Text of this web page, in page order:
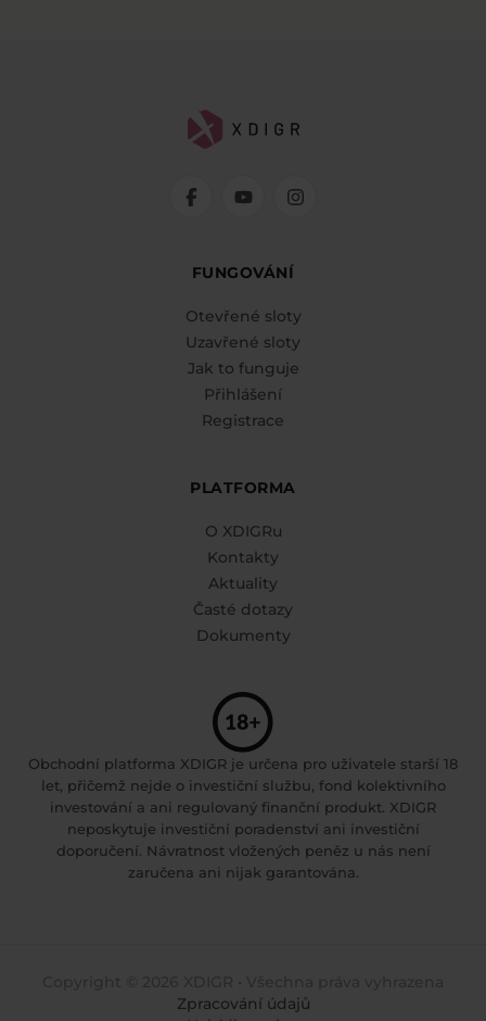
FUNGOVÁNÍ
Otevřené sloty
Uzavřené sloty
Jak to funguje
Přihlášení
Registrace
PLATFORMA
O XDIGRu
Kontakty
Aktuality
Časté dotazy
Dokumenty
Obchodní platforma XDIGR je určena pro uživatele starší 18
let, přičemž nejde o investiční službu, fond kolektivního
investování a ani regulovaný finanční produkt. XDIGR
neposkytuje investiční poradenství ani investiční
doporučení. Návratnost vložených peněz u nás není
zaručena ani nijak garantována.
Zpracování údajů